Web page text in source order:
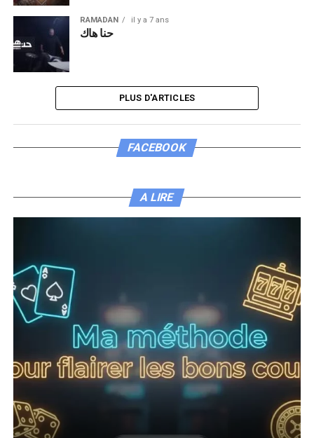
RAMADAN il y a 7 ans
حنا هاك
PLUS D'ARTICLES
FACEBOOK
A LIRE